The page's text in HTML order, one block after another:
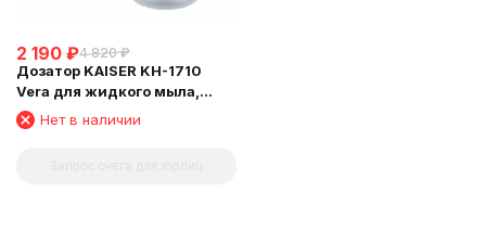
2 190 ₽4 820 ₽
Дозатор KAISER KH-1710
Vera для жидкого мыла,
настенный
Нет в наличии